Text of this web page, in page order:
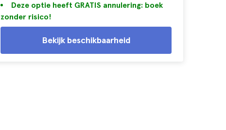
Deze optie heeft GRATIS annulering: boek
zonder risico!
Bekijk beschikbaarheid